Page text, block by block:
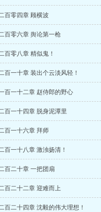
百零四章 顾横波
百零六章 舆论第一枪
百零八章 精似鬼！
百一十章 装出个云淡风轻！
百一十二章 赵侍郎的野心
百一十四章 脱身泥潭里
百一十六章 拜师
百一十八章 激浊扬清！
百二十章 一把团扇
百二十二章 迎难而上
百二十四章 沈毅的伟大理想！